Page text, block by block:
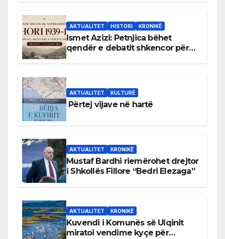
AKTUALITET HISTORI KRONIKË
Ismet Azizi: Petnjica bëhet
qendër e debatit shkencor për
AKTUALITET KULTURË
Përtej vijave në hartë
AKTUALITET KRONIKË
Mustaf Bardhi riemërohet drejtor
i Shkollës Fillore “Bedri Elezaga”
AKTUALITET KRONIKË
Kuvendi i Komunës së Ulqinit
miratoi vendime kyçe për